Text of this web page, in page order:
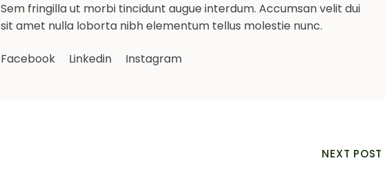
Sem fringilla ut morbi tincidunt augue interdum. Accumsan velit dui
sit amet nulla loborta nibh elementum tellus molestie nunc.
Facebook Linkedin Instagram
NEXT POST